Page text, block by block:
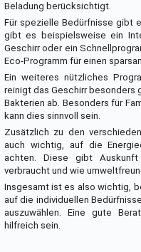
Beladung berücksichtigt.
Für spezielle Bedürfnisse gibt
gibt es beispielsweise ein
Geschirr oder ein
Eco-Programm für einen
Ein weiteres nützliches
reinigt das Geschirr besonders
Bakterien ab. Besonders für
kann dies sinnvoll sein.
Zusätzlich zu den
auch wichtig, auf die
achten. Diese gibt
verbraucht und wie
Insgesamt ist es also wichtig,
auf die individuellen
auszuwählen. Eine gute
hilfreich sein.